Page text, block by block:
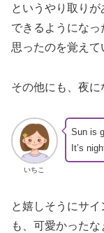
というやり取り
できるようになっ
思ったのを覚えて
その他にも、夜
いちこ
Sun is
It’s
と嬉しそうにサ
も、可愛かった